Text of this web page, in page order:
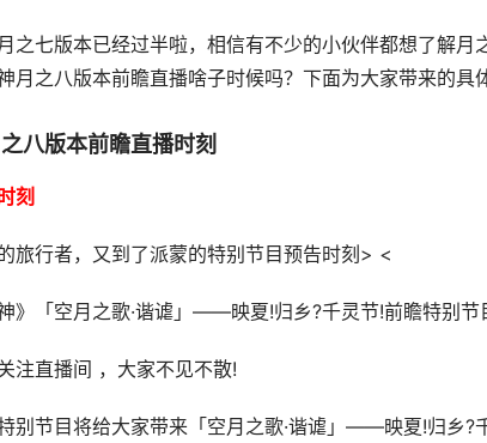
七版本已经过半啦，相信有不少的小伙伴都想了解月
月之八版本前瞻直播啥子时候吗？下面为大家带来的具
八版本前瞻直播时刻
刻
行者，又到了派蒙的特别节目预告时刻> <
「空月之歌·谐谑」——映夏!归乡?千灵节!前瞻特别节
直播间 ，大家不见不散!
节目将给大家带来「空月之歌·谐谑」——映夏!归乡?